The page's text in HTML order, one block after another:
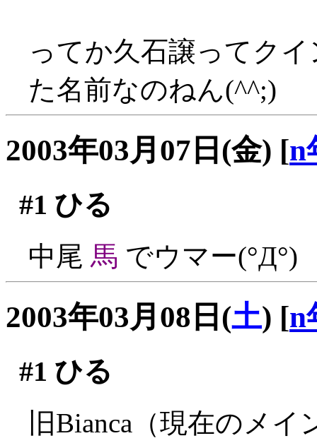
ってか久石譲ってク
た名前なのねん(^^;)
2003年03月07日(金) [n
#1 ひる
中尾 馬 でウマー(°Д°)
2003年03月08日(土) [n
#1 ひる
旧Bianca（現在のメ